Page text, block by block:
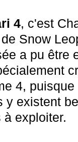
4, c'est
Snow
a pu être
4,
y existent
exploiter.